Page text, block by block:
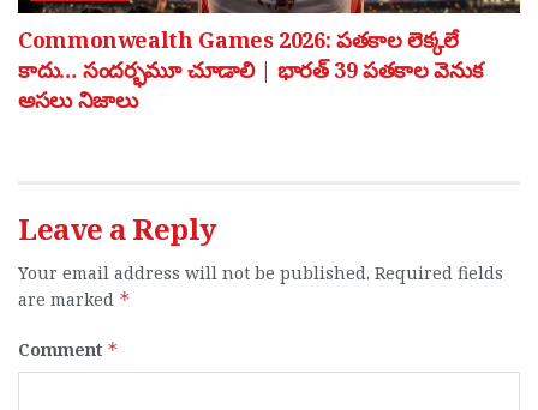
Commonwealth Games 2026: పతకాల లెక్కలే
కాదు… సందర్భమూ చూడాలి | భారత్ 39 పతకాల వెనుక
అసలు నిజాలు
Leave a Reply
Your email address will not be published. Required fields
are marked *
Comment *